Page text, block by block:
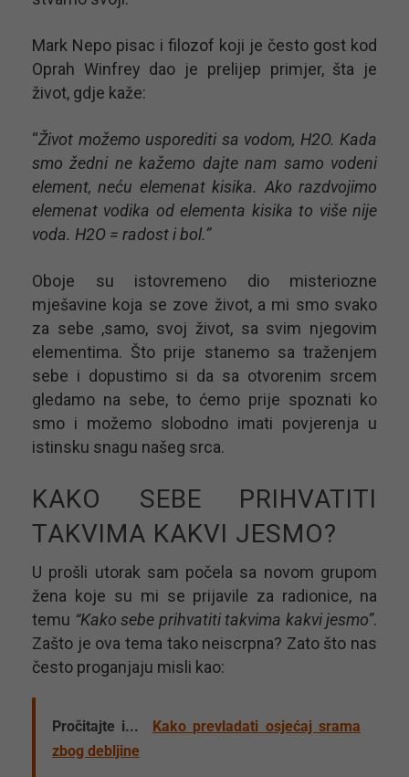
Mark Nepo pisac i filozof koji je često gost kod
Oprah Winfrey dao je prelijep primjer, šta je
život, gdje kaže:
“Život možemo usporediti sa vodom, H2O. Kada
smo žedni ne kažemo dajte nam samo vodeni
element, neću elemenat kisika. Ako razdvojimo
elemenat vodika od elementa kisika to više nije
voda. H2O = radost i bol.”
Oboje su istovremeno dio misteriozne
mješavine koja se zove život, a mi smo svako
za sebe ,samo, svoj život, sa svim njegovim
elementima. Što prije stanemo sa traženjem
sebe i dopustimo si da sa otvorenim srcem
gledamo na sebe, to ćemo prije spoznati ko
smo i možemo slobodno imati povjerenja u
istinsku snagu našeg srca.
KAKO SEBE PRIHVATITI
TAKVIMA KAKVI JESMO?
U prošli utorak sam počela sa novom grupom
žena koje su mi se prijavile za radionice, na
temu “Kako sebe prihvatiti takvima kakvi jesmo”.
Zašto je ova tema tako neiscrpna? Zato što nas
često proganjaju misli kao:
Pročitajte i...
Kako prevladati osjećaj srama
zbog debljine